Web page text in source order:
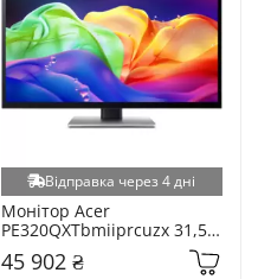
Відправка через 4 дні
Монітор Acer
PE320QXTbmiiprcuzx 31,5"
(UM.JP0EE.006)
45 902 ₴